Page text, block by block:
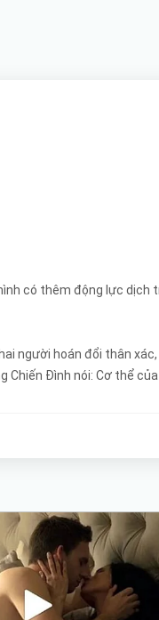
có thêm động lực dịch
người hoán đổi thân
Đình nói: Cơ thể